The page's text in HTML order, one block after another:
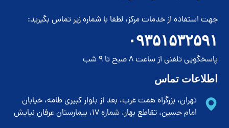
جهت استفاده از خدمات مرکز، لطفا با شماره زیر تماس بگیرید:
۰۹۳۵۱۵۳۲۵۹۱
پاسخگویی تلفنی از ساعت 8 صبح تا 9 شب
اطلاعات تماس
تهران، بزرگراه همت غرب، بعد از بلوار کبیری طامه، خیابان
امام حسین، تقاطع بهار، شماره 17، بیمارستان عرفان نیایش